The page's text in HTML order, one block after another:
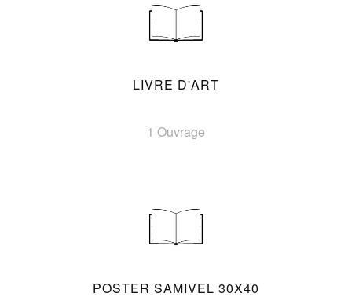
LIVRE D'ART
1 Ouvrage
POSTER SAMIVEL 30X40